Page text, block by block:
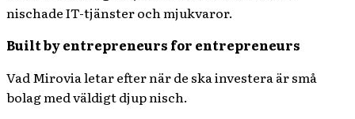
nischade IT-tjänster och mjukvaror.
Built by entrepreneurs for entrepreneurs
Vad Mirovia letar efter när de ska investera är små
bolag med väldigt djup nisch.